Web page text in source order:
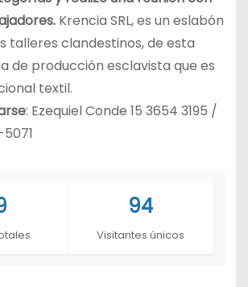
Krencia SRL, es un eslabón
talleres clandestinos, de esta
de producción esclavista que es
textil.
: Ezequiel Conde 15 3654 3195 /
94
Visitantes únicos